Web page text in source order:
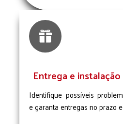

Entrega e
Identifique possíveis
e garanta entregas no prazo